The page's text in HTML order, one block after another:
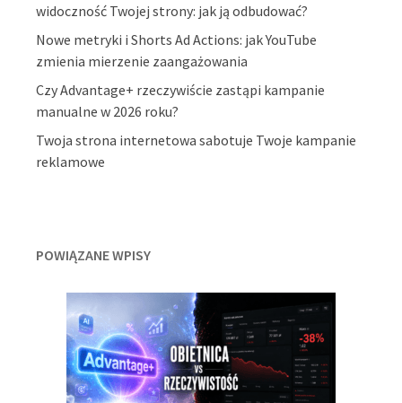
widoczność Twojej strony: jak ją odbudować?
Nowe metryki i Shorts Ad Actions: jak YouTube
zmienia mierzenie zaangażowania
Czy Advantage+ rzeczywiście zastąpi kampanie
manualne w 2026 roku?
Twoja strona internetowa sabotuje Twoje kampanie
reklamowe
POWIĄZANE WPISY